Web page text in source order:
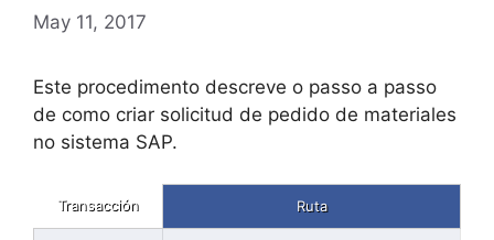
May 11, 2017
Este procedimento descreve o passo a passo
de como criar solicitud de pedido de materiales
no sistema SAP.
Transacción Ruta